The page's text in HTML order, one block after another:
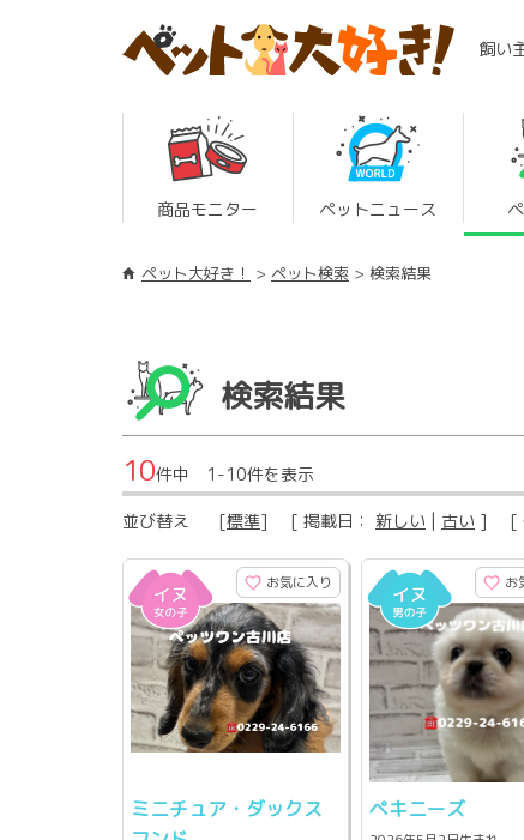
飼い
商品モニター ペットニュース
ペット大好き！ ペット検索 検索結果
検索結果
10件中 1-10件を表示
並び替え [標準] [ 掲載日： 新しい | 古い ] [
お気に入り
ミニチュア・ダックス
お
ペキニーズ